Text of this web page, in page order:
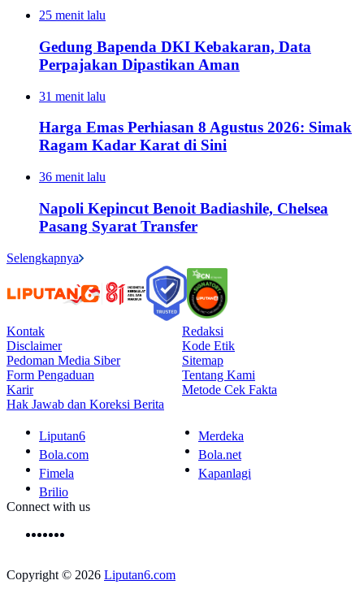
25 menit lalu
Gedung Bapenda DKI Kebakaran, Data
Perpajakan Dipastikan Aman
31 menit lalu
Harga Emas Perhiasan 8 Agustus 2026: Simak
Ragam Kadar Karat di Sini
36 menit lalu
Napoli Kepincut Benoit Badiashile, Chelsea
Pasang Syarat Transfer
Selengkapnya
Kontak
Redaksi
Disclaimer
Kode Etik
Pedoman Media Siber
Sitemap
Form Pengaduan
Tentang Kami
Karir
Metode Cek Fakta
Hak Jawab dan Koreksi Berita
Liputan6
Merdeka
Bola.com
Bola.net
Fimela
Kapanlagi
Brilio
Connect with us
Copyright © 2026 Liputan6.com